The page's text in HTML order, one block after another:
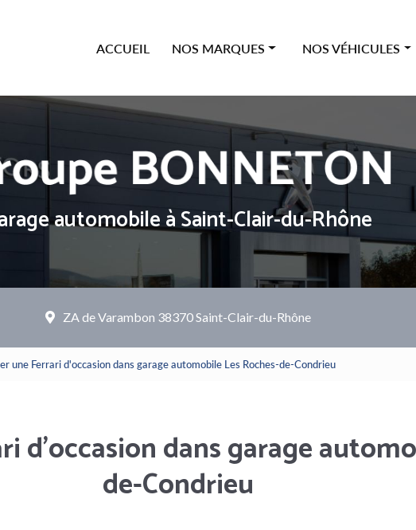
ACCUEIL NOS MARQUES
Offres Peugeot
Offres Renault
NOS VÉHICULES
Occasions
Véhicules premium
automobileà Saint-Clair-du-Rhône
ZA de Varambon 38370 Saint-Clair-du-Rhône
une Ferrari d'occasion dans garage automobile Les Roches-de-Condrieu
d'occasion dans garage
de-Condrieu